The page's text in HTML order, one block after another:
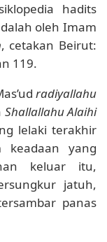
hadits
oleh Imam
, cetakan Beirut:
119.
radiyallahu
Shallallahu Alaihi
lelaki terakhir
yang
keluar itu,
jatuh,
panas